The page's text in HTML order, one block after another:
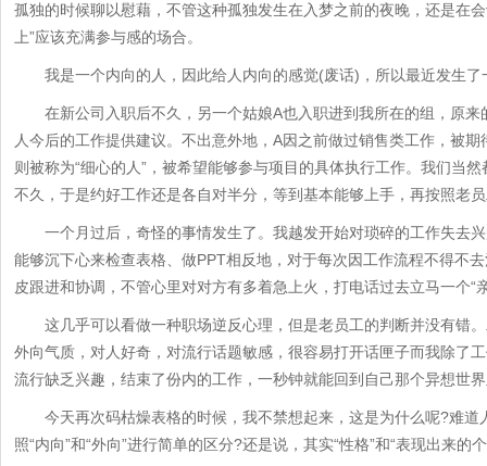
孤独的时候聊以慰藉，不管这种孤独发生在入梦之前的夜晚，还是在
上”应该充满参与感的场合。
我是一个内向的人，因此给人内向的感觉(废话)，所以最近发生了
在新公司入职后不久，另一个姑娘A也入职进到我所在的组，原来
人今后的工作提供建议。不出意外地，A因之前做过销售类工作，被
则被称为“细心的人”，被希望能够参与项目的具体执行工作。我们当
不久，于是约好工作还是各自对半分，等到基本能够上手，再按照老
一个月过后，奇怪的事情发生了。我越发开始对琐碎的工作失去兴
能够沉下心来检查表格、做PPT相反地，对于每次因工作流程不得不
皮跟进和协调，不管心里对对方有多着急上火，打电话过去立马一个“
这几乎可以看做一种职场逆反心理，但是老员工的判断并没有错。
外向气质，对人好奇，对流行话题敏感，很容易打开话匣子而我除了
流行缺乏兴趣，结束了份内的工作，一秒钟就能回到自己那个异想世
今天再次码枯燥表格的时候，我不禁想起来，这是为什么呢?难道
照“内向”和“外向”进行简单的区分?还是说，其实“性格”和“表现出来的